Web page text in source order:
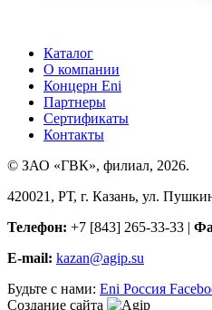
Каталог
О компании
Концерн Eni
Партнеры
Сертификаты
Контакты
© ЗАО «ГВК», филиал, 2026.
420021, РТ, г. Казань, ул.
Телефон: +7 [843] 265-33-33 |
E-mail: kazan@agip.su
Будьте с нами: Eni Россия
Создание сайта